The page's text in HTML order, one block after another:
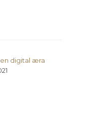
digital æra